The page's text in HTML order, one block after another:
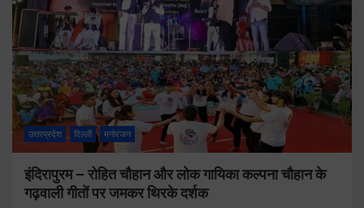
उत्तरप्रदेश दिल्ली मनोरंजन
इंदिरापुरम – रोहित चौहान और लोक गायिका कल्पना चौहान के
गढ़वाली गीतों पर जमकर थिरके दर्शक